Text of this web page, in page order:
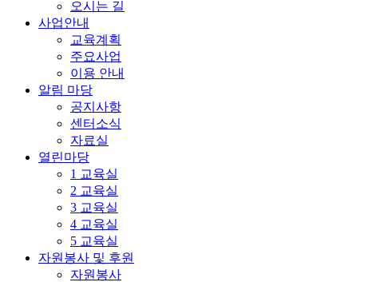
오시는 길
사업안내
교육계획
주요사업
이용 안내
알림 마당
공지사항
센터소식
자료실
열린마당
1 교육실
2 교육실
3 교육실
4 교육실
5 교육실
자원봉사 및 후원
자원봉사